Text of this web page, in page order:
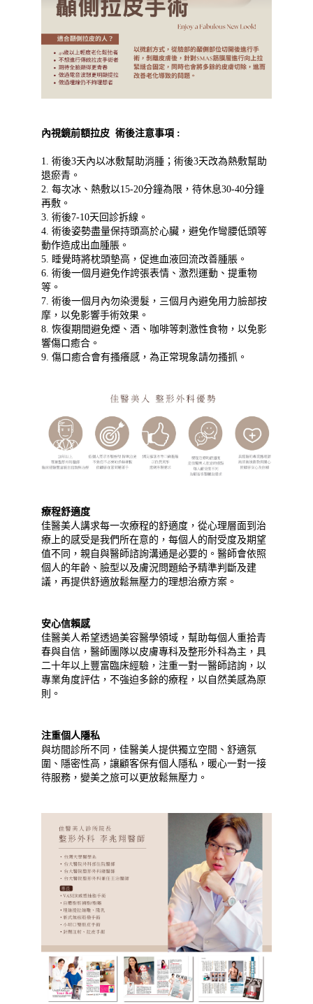
內視鏡前額拉皮 術後注意事項 :
1. 術後3天內以冰敷幫助消腫；術後3天改為熱敷幫助
退瘀青。
2. 每次冰、熱敷以15-20分鐘為限，待休息30-40分鐘
再敷。
3. 術後7-10天回診拆線。
4. 術後姿勢盡量保持頭高於心臟，避免作彎腰低頭等
動作造成出血腫脹。
5. 睡覺時將枕頭墊高，促進血液回流改善腫脹。
6. 術後一個月避免作誇張表情、激烈運動、提重物
等。
7. 術後一個月內勿染燙髮，三個月內避免用力臉部按
摩，以免影響手術效果。
8. 恢復期間避免煙、酒、咖啡等刺激性食物，以免影
響傷口癒合。
9. 傷口癒合會有搔癢感，為正常現象請勿搔抓。
療程舒適度
佳醫美人講求每一次療程的舒適度，從心理層面到治
療上的感受是我們所在意的，每個人的耐受度及期望
值不同，親自與醫師諮詢溝通是必要的。醫師會依照
個人的年齡、臉型以及膚況問題給予精準判斷及建
議，再提供舒適放鬆無壓力的理想治療方案。
安心信賴感
佳醫美人希望透過美容醫學領域，幫助每個人重拾青
春與自信，醫師團隊以皮膚專科及整形外科為主，具
二十年以上豐富臨床經驗，注重一對一醫師諮詢，以
專業角度評估，不強迫多餘的療程，以自然美感為原
則。
注重個人隱私
與坊間診所不同，佳醫美人提供獨立空間、舒適氛
圍、隱密性高，讓顧客保有個人隱私，暖心一對一接
待服務，變美之旅可以更放鬆無壓力。